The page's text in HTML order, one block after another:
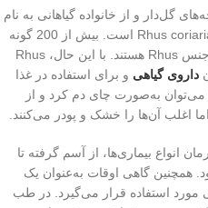
درختچه‌های گل‌دار و از خانواده گیاهانی به نام
Anacardiaceae است. نام علمی ‌آن Rhus coriaria است. بیش از 200 گونه
مختلف سماق وجود دارد که همگی از جنس Rhus هستند. با این حال، Rhus
داروی گیاهی و برای استفاده در غذا
به‌صورت چای دم کرد و از
اغلب آن‌ها را خشک و پودر می‌کنند.
انواع بیماری‌ها، از آسم گرفته تا
همچنین گاهی اوقات به‌عنوان یک
مورد استفاده قرار می‌گیرد. در طب